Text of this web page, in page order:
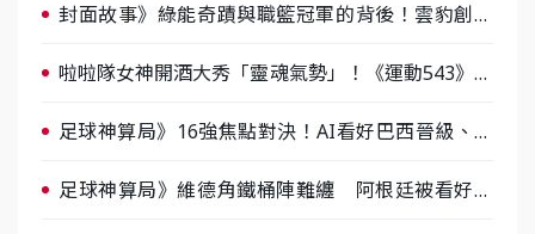
封面故事》綠能奇蹟與職籃冠軍的背後！雲豹創辦
啦啦隊女神開酒大秀「靈魂氣勢」！《運動543》微
足球神算局》16強焦點對決！AI看好巴西晉級、數
足球神算局》維德角鐵桶陣難纏 阿根廷被看好下